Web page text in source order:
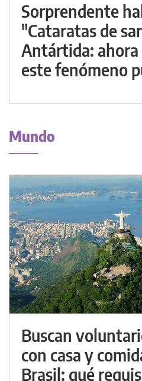
Sorprendente
"Cataratas de
Antártida: ahora
este fenómeno
Mundo
Buscan
con casa y
Brasil: qué